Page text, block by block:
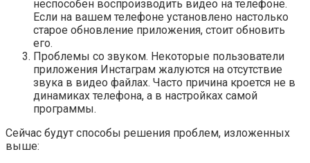
неспособен воспроизводить видео на телефоне.
Если на вашем телефоне установлено настолько
старое обновление приложения, стоит обновить
его.
Проблемы со звуком. Некоторые пользователи
приложения Инстаграм жалуются на отсутствие
звука в видео файлах. Часто причина кроется не в
динамиках телефона, а в настройках самой
программы.
Сейчас будут способы решения проблем, изложенных
выше: